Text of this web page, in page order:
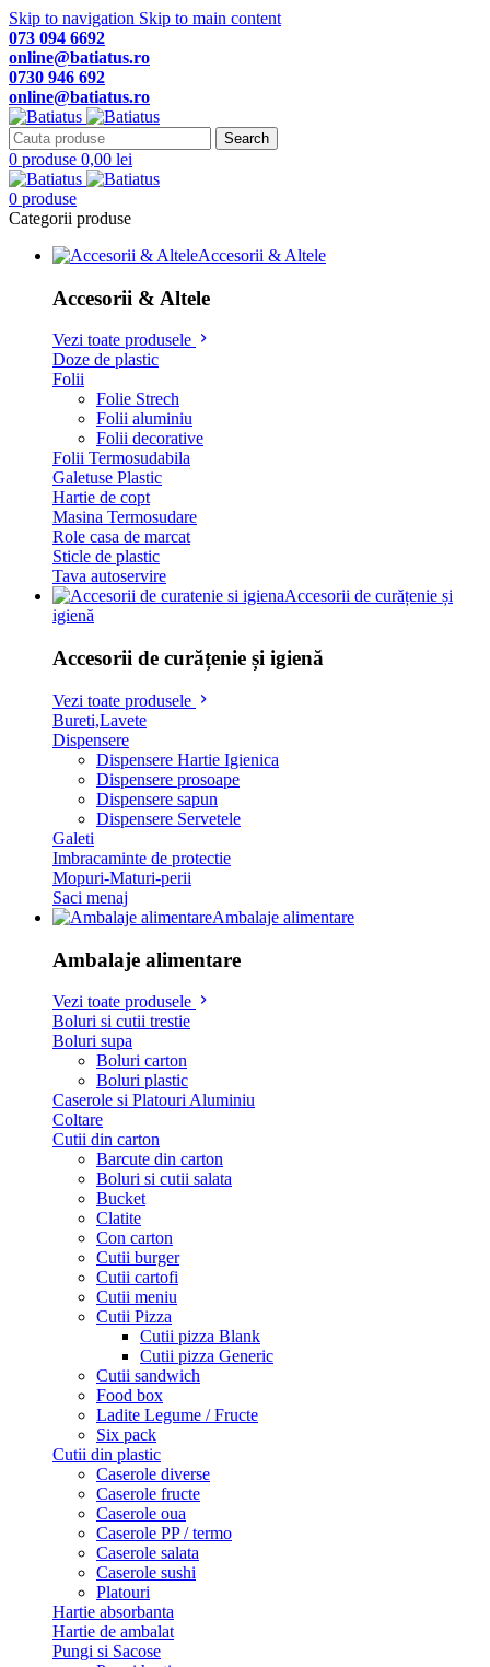
Skip to navigation Skip to main content
073 094 6692
online@batiatus.ro
0730 946 692
online@batiatus.ro
Search
0 produse 0,00 lei
0 produse
Categorii produse
Accesorii & Altele
Accesorii & Altele
Vezi toate produsele
Doze de plastic
Folii
Folie Strech
Folii aluminiu
Folii decorative
Folii Termosudabila
Galetuse Plastic
Hartie de copt
Masina Termosudare
Role casa de marcat
Sticle de plastic
Tava autoservire
Accesorii de curățenie și
igienă
Accesorii de curățenie și igienă
Vezi toate produsele
Bureti,Lavete
Dispensere
Dispensere Hartie Igienica
Dispensere prosoape
Dispensere sapun
Dispensere Servetele
Galeti
Imbracaminte de protectie
Mopuri-Maturi-perii
Saci menaj
Ambalaje alimentare
Ambalaje alimentare
Vezi toate produsele
Boluri si cutii trestie
Boluri supa
Boluri carton
Boluri plastic
Caserole si Platouri Aluminiu
Coltare
Cutii din carton
Barcute din carton
Boluri si cutii salata
Bucket
Clatite
Con carton
Cutii burger
Cutii cartofi
Cutii meniu
Cutii Pizza
Cutii pizza Blank
Cutii pizza Generic
Cutii sandwich
Food box
Ladite Legume / Fructe
Six pack
Cutii din plastic
Caserole diverse
Caserole fructe
Caserole oua
Caserole PP / termo
Caserole salata
Caserole sushi
Platouri
Hartie absorbanta
Hartie de ambalat
Pungi si Sacose